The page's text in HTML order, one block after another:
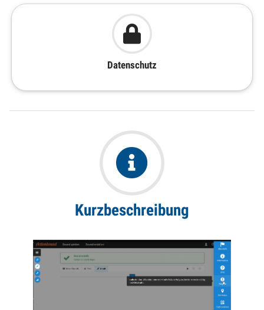
Datenschutz
Kurzbeschreibung